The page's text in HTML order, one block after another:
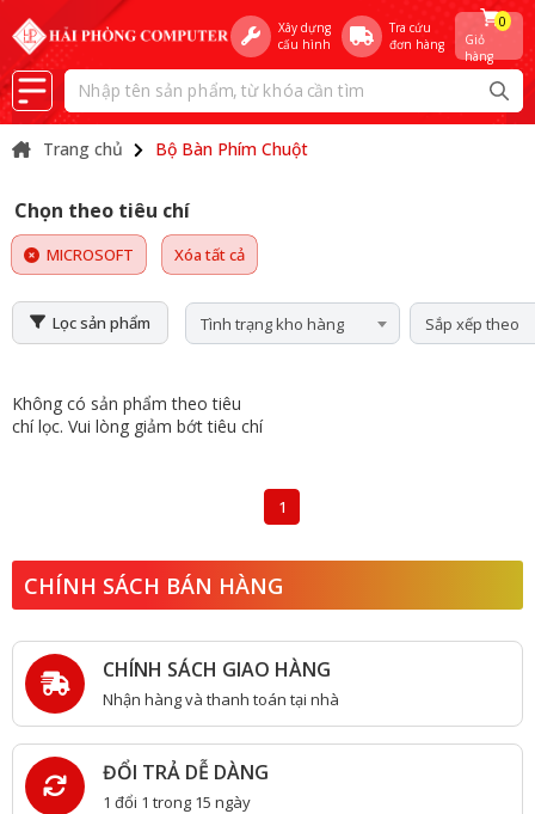
Xây dựng
cấu hình
Tra cứu
đơn hàng
Giỏ
hàng
0
Trang chủ Bộ Bàn Phím Chuột
Chọn theo tiêu chí
MICROSOFT Xóa tất cả
Lọc sản phẩm Tình trạng kho hàng Sắp xếp theo
Không có sản phẩm theo tiêu
chí lọc. Vui lòng giảm bớt tiêu chí
1
CHÍNH SÁCH BÁN HÀNG
CHÍNH SÁCH GIAO HÀNG
Nhận hàng và thanh toán tại nhà
ĐỔI TRẢ DỄ DÀNG
1 đổi 1 trong 15 ngày